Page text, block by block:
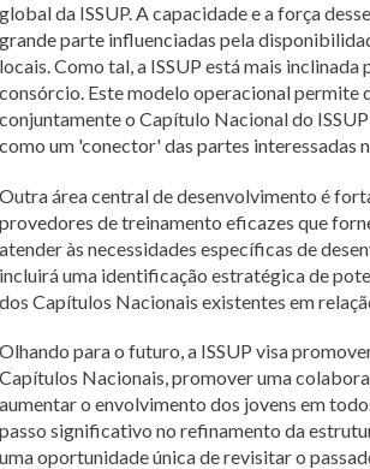
global da ISSUP. A capacidade e a força
grande parte influenciadas pela
locais. Como tal, a ISSUP está mais
consórcio. Este modelo operacional permite
conjuntamente o Capítulo Nacional do
como um 'conector' das partes interessadas
Outra área central de desenvolvimento é
provedores de treinamento eficazes que
atender às necessidades específicas de
incluirá uma identificação estratégica de
dos Capítulos Nacionais existentes em
Olhando para o futuro, a ISSUP visa
Capítulos Nacionais, promover uma
aumentar o envolvimento dos jovens em
passo significativo no refinamento da
uma oportunidade única de revisitar o